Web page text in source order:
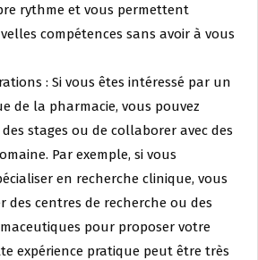
rythme et vous permettent
compétences sans avoir à vous
: Si vous êtes intéressé par un
de la pharmacie, vous pouvez
stages ou de collaborer avec des
Par exemple, si vous
en recherche clinique, vous
des centres de recherche ou des
pour proposer votre
expérience pratique peut être très